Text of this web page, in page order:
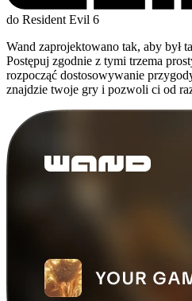
do Resident Evil 6
Wand zaprojektowano tak, aby był
Postępuj zgodnie z tymi trzema
rozpocząć dostosowywanie
znajdzie twoje gry i pozwoli ci od